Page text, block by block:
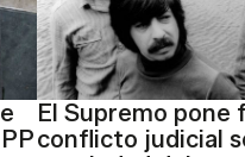
El Supremo pone
conflicto judicial